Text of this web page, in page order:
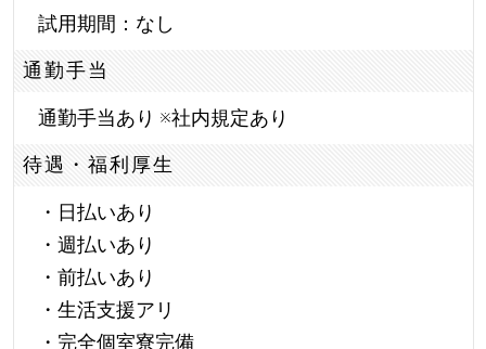
試用期間：なし
通勤手当
通勤手当あり ※社内規定あり
待遇・福利厚生
・日払いあり
・週払いあり
・前払いあり
・生活支援アリ
・完全個室寮完備